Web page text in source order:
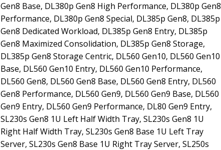
Gen8 Base, DL380p Gen8 High Performance, DL380p Gen8
Performance, DL380p Gen8 Special, DL385p Gen8, DL385p
Gen8 Dedicated Workload, DL385p Gen8 Entry, DL385p
Gen8 Maximized Consolidation, DL385p Gen8 Storage,
DL385p Gen8 Storage Centric, DL560 Gen10, DL560 Gen10
Base, DL560 Gen10 Entry, DL560 Gen10 Performance,
DL560 Gen8, DL560 Gen8 Base, DL560 Gen8 Entry, DL560
Gen8 Performance, DL560 Gen9, DL560 Gen9 Base, DL560
Gen9 Entry, DL560 Gen9 Performance, DL80 Gen9 Entry,
SL230s Gen8 1U Left Half Width Tray, SL230s Gen8 1U
Right Half Width Tray, SL230s Gen8 Base 1U Left Tray
Server, SL230s Gen8 Base 1U Right Tray Server, SL250s